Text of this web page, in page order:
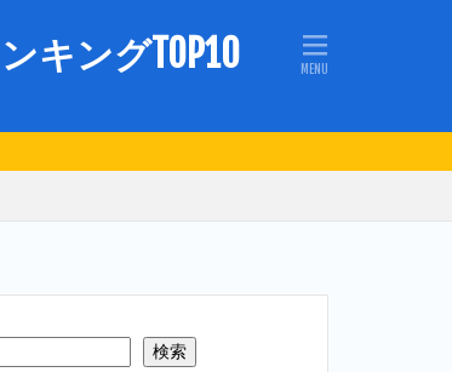
キングTOP10
検索